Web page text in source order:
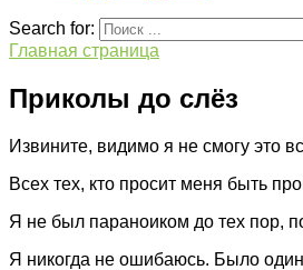
Search for:
Главная страница
Приколы до слёз
Извините, видимо я не смогу это
Всех тех, кто просит меня быть
Я не был параноиком до тех пор,
Я никогда не ошибаюсь. Было